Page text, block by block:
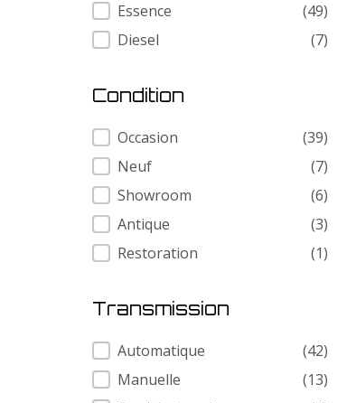
Carburant
Essence
(49)
Diesel
(7)
Condition
Condition
Occasion
(39)
Neuf
(7)
Showroom
(6)
Antique
(3)
Restoration
(1)
Transmission
Transmission
Automatique
(42)
Manuelle
(13)